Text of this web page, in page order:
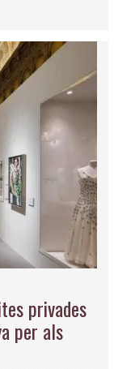
privades
per als